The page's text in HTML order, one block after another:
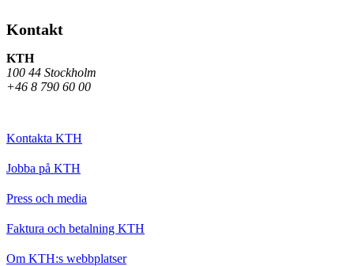
Kontakt
KTH
100 44 Stockholm
+46 8 790 60 00
Kontakta KTH
Jobba på KTH
Press och media
Faktura och betalning KTH
Om KTH:s webbplatser